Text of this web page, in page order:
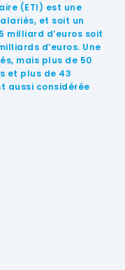
(ETI) est une
et soit un
milliard d’euros soit
d’euros. Une
mais plus de 50
et plus de 43
aussi considérée